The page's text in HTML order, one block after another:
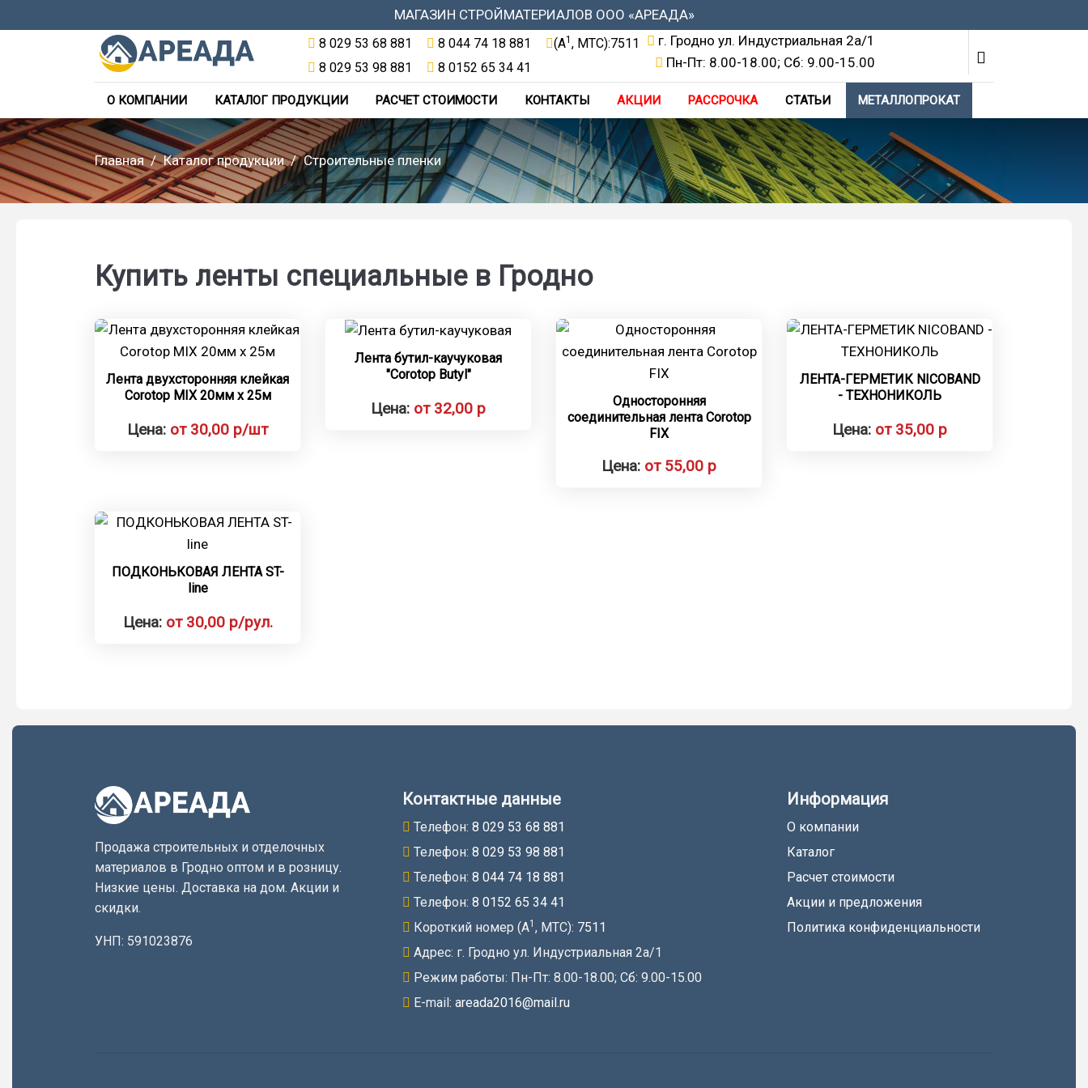
МАГАЗИН СТРОЙМАТЕРИАЛОВ ООО «АРЕАДА»
8 029 53 68 881
8 029 53 98 881
8 044 74 18 881
8 0152 65 34 41
(A1 , МТС):7511
г. Гродно ул. Индустриальная 2а/1
Пн-Пт: 8.00-18.00; Cб: 9.00-15.00
О КОМПАНИИ КАТАЛОГ ПРОДУКЦИИ РАСЧЕТ СТОИМОСТИ КОНТАКТЫ АКЦИИ РАССРОЧКА СТАТЬИ МЕТАЛЛОПРОКАТ
Главная Каталог продукции Строительные пленки
Купить ленты специальные в Гродно
Лента двухсторонняя клейкая
Corotop МIX 20мм х 25м
Цена: от 30,00 р/шт
Лента бутил-каучуковая
"Corotop Butyl"
Цена: от 32,00 р
Односторонняя
соединительная лента Corotop
FIX
Цена: от 55,00 р
ЛЕНТА-ГЕРМЕТИК NICOBAND
- ТЕХНОНИКОЛЬ
Цена: от 35,00 р
ПОДКОНЬКОВАЯ ЛЕНТА ST-
line
Цена: от 30,00 р/рул.
Продажа строительных и отделочных
материалов в Гродно оптом и в розницу.
Низкие цены. Доставка на дом. Акции и
скидки.
УНП: 591023876
Контактные данные
Телефон: 8 029 53 68 881
Телефон: 8 029 53 98 881
Телефон: 8 044 74 18 881
Телефон: 8 0152 65 34 41
Короткий номер (A1 , МТС): 7511
Адрес: г. Гродно ул. Индустриальная 2а/1
Режим работы: Пн-Пт: 8.00-18.00; Cб: 9.00-15.00
E-mail: areada2016@mail.ru
Информация
О компании
Каталог
Расчет стоимости
Акции и предложения
Политика конфиденциальности